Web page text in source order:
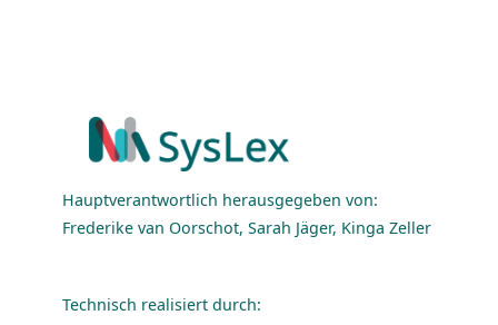
Hauptverantwortlich herausgegeben von:
Frederike van Oorschot, Sarah Jäger, Kinga Zeller
Technisch realisiert durch: